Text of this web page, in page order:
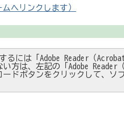
へリンクします）
るには「Adobe Reader（
方は、左記の「Adobe Reader
ードボタンをクリックして、ソ